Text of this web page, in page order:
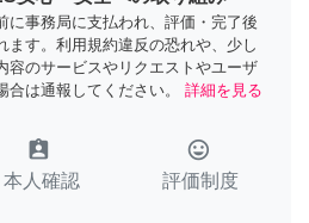
に事務局に支払われ、評価・完了後
ます。利用規約違反の恐れや、少し
容のサービスやリクエストやユーザ
合は通報してください。
詳細を見る
assignment_ind
本人確認
tag_faces
評価制度